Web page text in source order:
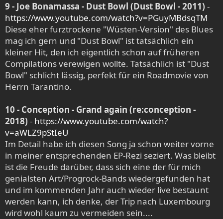
9 - Joe Bonamassa - Dust Bowl (Dust Bowl - 2011) -
https://www.youtube.com/watch?v=PGuyMBdsqTM
Diese eher furztrockene "Wüsten-Version" des Blues
mag ich gern und "Dust Bowl" ist tatsächlich ein
kleiner Hit, den ich eigentlich schon auf früheren
Compilations verewigen wollte. Tatsächlich ist "Dust
Bowl" schlicht lässig, perfekt für ein Roadmovie von
Herrn Tarantino.
10 - Conception - Grand again (re:conception -
2018) - https://www.youtube.com/watch?
v=aWLZ9pStIeU
Im Detail habe ich diesen Song ja schon weiter vorne
in meiner entsprechenden EP-Rezi seziert. Was bleibt
ist die Freude darüber, dass sich eine der für mich
genialsten Art/Progrock-Bands wiedergefunden hat
und im kommenden Jahr auch wieder live bestaunt
werden kann, ich denke, der Trip nach Luxembourg
wird wohl kaum zu vermeiden sein....